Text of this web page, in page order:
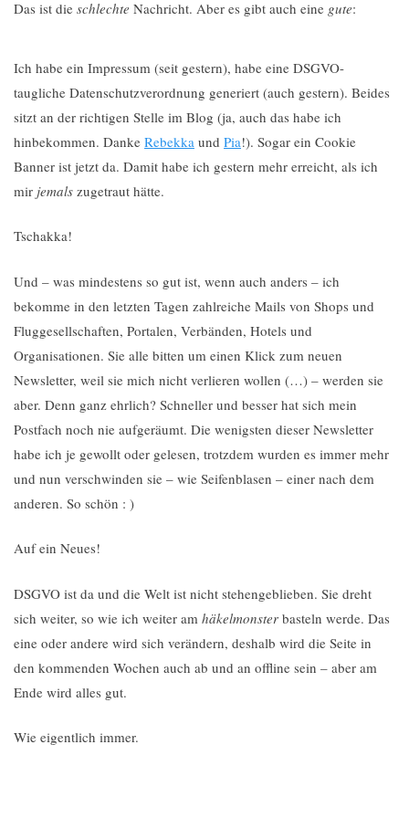
Das ist die schlechte Nachricht. Aber es gibt auch eine gute:
Ich habe ein Impressum (seit gestern), habe eine DSGVO-
taugliche Datenschutzverordnung generiert (auch gestern). Beides
sitzt an der richtigen Stelle im Blog (ja, auch das habe ich
hinbekommen. Danke Rebekka und Pia!). Sogar ein Cookie
Banner ist jetzt da. Damit habe ich gestern mehr erreicht, als ich
mir jemals zugetraut hätte.
Tschakka!
Und – was mindestens so gut ist, wenn auch anders – ich
bekomme in den letzten Tagen zahlreiche Mails von Shops und
Fluggesellschaften, Portalen, Verbänden, Hotels und
Organisationen. Sie alle bitten um einen Klick zum neuen
Newsletter, weil sie mich nicht verlieren wollen (…) – werden sie
aber. Denn ganz ehrlich? Schneller und besser hat sich mein
Postfach noch nie aufgeräumt. Die wenigsten dieser Newsletter
habe ich je gewollt oder gelesen, trotzdem wurden es immer mehr
und nun verschwinden sie – wie Seifenblasen – einer nach dem
anderen. So schön : )
Auf ein Neues!
DSGVO ist da und die Welt ist nicht stehengeblieben. Sie dreht
sich weiter, so wie ich weiter am häkelmonster basteln werde. Das
eine oder andere wird sich verändern, deshalb wird die Seite in
den kommenden Wochen auch ab und an offline sein – aber am
Ende wird alles gut.
Wie eigentlich immer.